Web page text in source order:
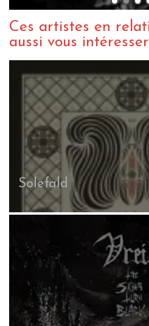
Ces artistes en
aussi vous
Dornenreich